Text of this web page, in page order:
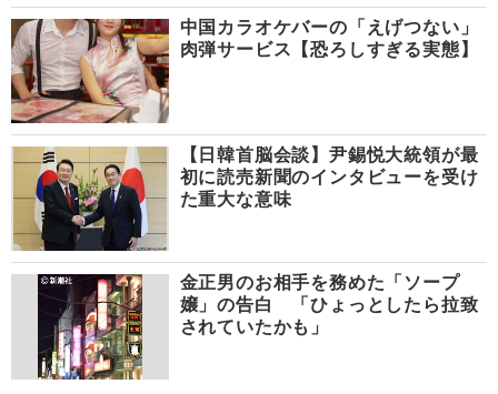
中国カラオケバーの「えげつない」
肉弾サービス【恐ろしすぎる実態】
【日韓首脳会談】尹錫悦大統領が最
初に読売新聞のインタビューを受け
た重大な意味
金正男のお相手を務めた「ソープ
嬢」の告白 「ひょっとしたら拉致
されていたかも」